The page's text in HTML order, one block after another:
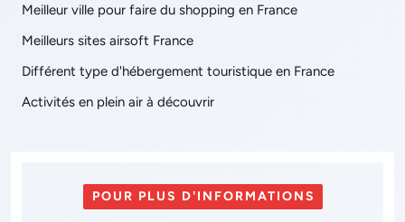
Meilleur ville pour faire du shopping en France
Meilleurs sites airsoft France
Différent type d'hébergement touristique en France
Activités en plein air à découvrir
POUR PLUS D'INFORMATIONS